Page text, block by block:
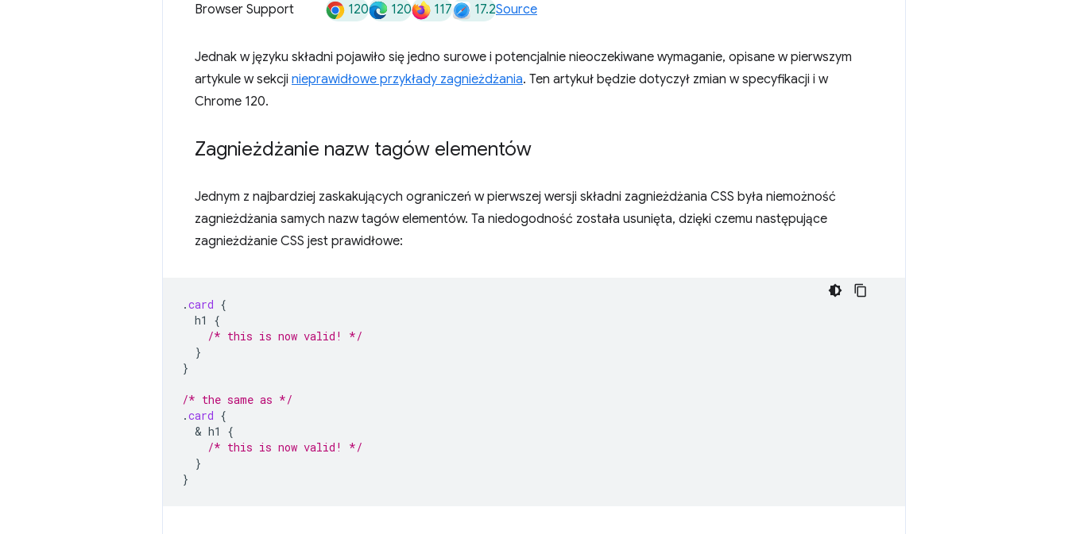
Browser Support 120 120 117 17.2Source
Jednak w języku składni pojawiło się jedno surowe i potencjalnie nieoczekiwane wymaganie, opisane w pierwszym
artykule w sekcji nieprawidłowe przykłady zagnieżdżania. Ten artykuł będzie dotyczył zmian w specyfikacji i w
Chrome 120.
Zagnieżdżanie nazw tagów elementów
Jednym z najbardziej zaskakujących ograniczeń w pierwszej wersji składni zagnieżdżania CSS była niemożność
zagnieżdżania samych nazw tagów elementów. Ta niedogodność została usunięta, dzięki czemu następujące
zagnieżdżanie CSS jest prawidłowe:
.card {
h1
{
/* this is now valid! */
}
}
/* the same as */
.card {
  &
h1
{
/* this is now valid! */
}
}